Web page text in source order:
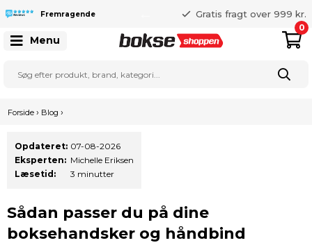
Gratis fragt over 999 kr.
25 127 127
Fremragende
Menu
0
Forside › Blog ›
Opdateret: 07-08-2026
Eksperten: Michelle Eriksen
Læsetid:
3 minutter
Sådan passer du på dine
boksehandsker og håndbind